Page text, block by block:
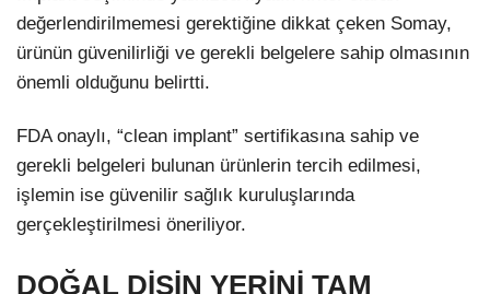
değerlendirilmemesi gerektiğine dikkat çeken Somay,
ürünün güvenilirliği ve gerekli belgelere sahip olmasının
önemli olduğunu belirtti.
FDA onaylı, “clean implant” sertifikasına sahip ve
gerekli belgeleri bulunan ürünlerin tercih edilmesi,
işlemin ise güvenilir sağlık kuruluşlarında
gerçekleştirilmesi öneriliyor.
DOĞAL DİŞİN YERİNİ TAM